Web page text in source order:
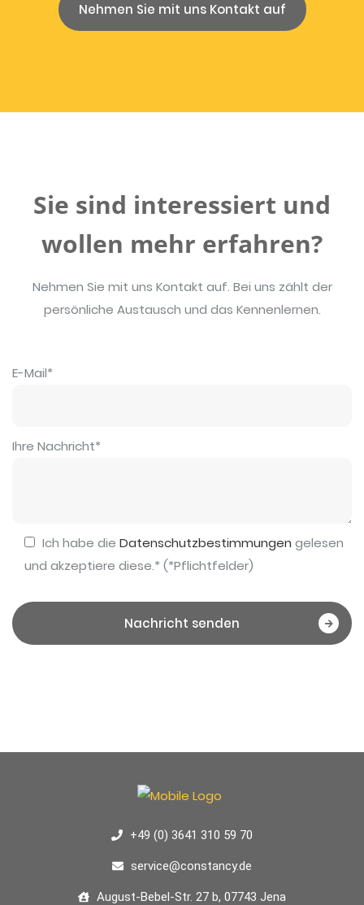
Nehmen Sie mit uns Kontakt auf
Sie sind interessiert und
wollen mehr erfahren?
Nehmen Sie mit uns Kontakt auf. Bei uns zählt der
persönliche Austausch und das Kennenlernen.
E-Mail*
Bitte lasse dieses Feld leer.
Ihre Nachricht*
Ich habe die Datenschutzbestimmungen gelesen
und akzeptiere diese.* (*Pflichtfelder)
Nachricht senden
+49 (0) 3641 310 59 70
service@constancy.de
August-Bebel-Str. 27 b, 07743 Jena